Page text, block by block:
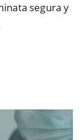
segura y